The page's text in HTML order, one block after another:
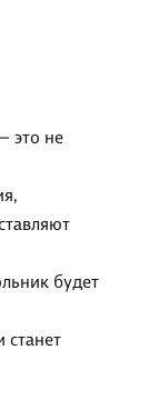
это не
будет